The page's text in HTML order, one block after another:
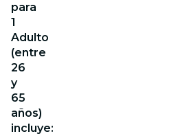
para
1
Adulto
(entre
26
y
65
años)
incluye: